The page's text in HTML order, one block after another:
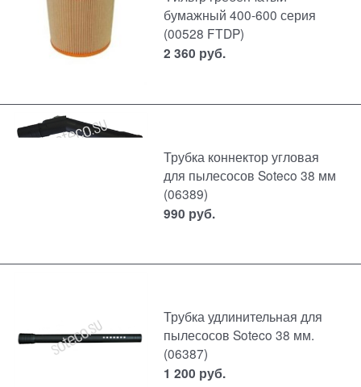
бумажный 400-600 серия
(00528 FTDP)
2 360 руб.
Трубка коннектор угловая
для пылесосов Soteco 38 мм
(06389)
990 руб.
Трубка удлинительная для
пылесосов Soteco 38 мм.
(06387)
1 200 руб.